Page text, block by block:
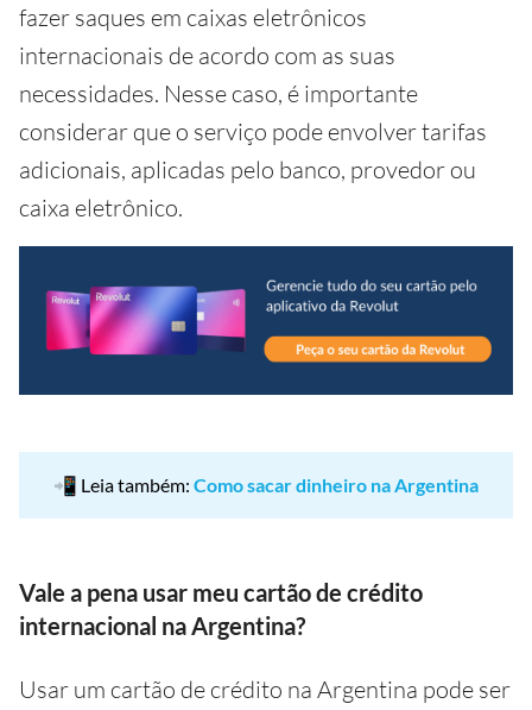
fazer saques em caixas eletrônicos
internacionais de acordo com as suas
necessidades. Nesse caso, é importante
considerar que o serviço pode envolver tarifas
adicionais, aplicadas pelo banco, provedor ou
caixa eletrônico.
📲 Leia também: Como sacar dinheiro na Argentina
Vale a pena usar meu cartão de crédito
internacional na Argentina?
Usar um cartão de crédito na Argentina pode ser